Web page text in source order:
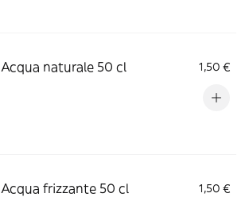
Acqua naturale 50 cl 1,50 €
Acqua frizzante 50 cl 1,50 €